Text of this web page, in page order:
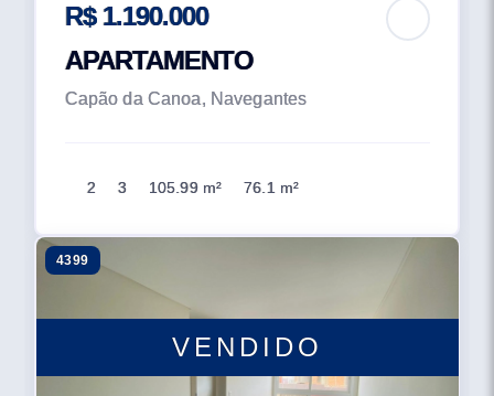
R$ 1.190.000
APARTAMENTO
Capão da Canoa, Navegantes
2 3 105.99 m² 76.1 m²
VENDIDO
4399